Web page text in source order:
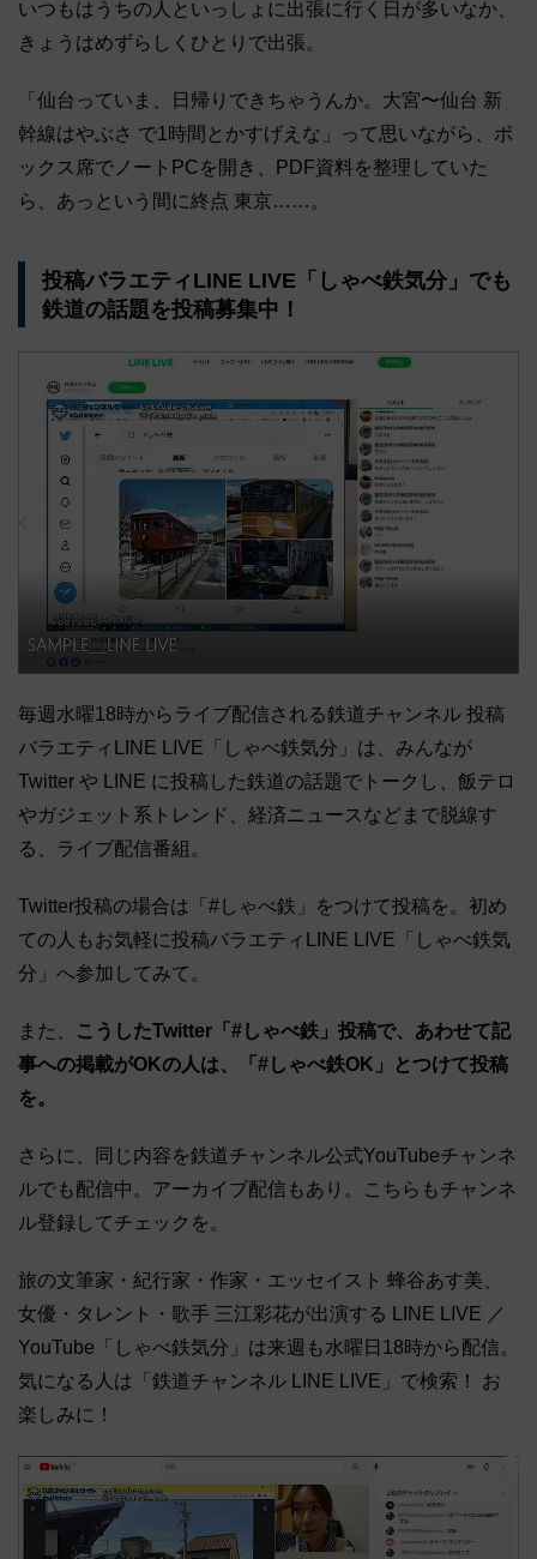
いつもはうちの人といっしょに出張に行く日が多いなか、
きょうはめずらしくひとりで出張。
「仙台っていま、日帰りできちゃうんか。大宮〜仙台 新
幹線はやぶさ で1時間とかすげえな」って思いながら、ボ
ックス席でノートPCを開き、PDF資料を整理していた
ら、あっという間に終点 東京……。
投稿バラエティLINE LIVE「しゃべ鉄気分」でも
鉄道の話題を投稿募集中！
毎週水曜18時からライブ配信される鉄道チャンネル 投稿
バラエティLINE LIVE「しゃべ鉄気分」は、みんなが
Twitter や LINE に投稿した鉄道の話題でトークし、飯テロ
やガジェット系トレンド、経済ニュースなどまで脱線す
る、ライブ配信番組。
Twitter投稿の場合は「#しゃべ鉄」をつけて投稿を。初め
ての人もお気軽に投稿バラエティLINE LIVE「しゃべ鉄気
分」へ参加してみて。
また、
こうしたTwitter「#しゃべ鉄」投稿で、あわせて記
事への掲載がOKの人は、「#しゃべ鉄OK」とつけて投稿
を。
さらに、同じ内容を鉄道チャンネル公式YouTubeチャンネ
ルでも配信中。アーカイブ配信もあり。こちらもチャンネ
ル登録してチェックを。
旅の文筆家・紀行家・作家・エッセイスト 蜂谷あす美、
女優・タレント・歌手 三江彩花が出演する LINE LIVE ／
YouTube「しゃべ鉄気分」は来週も水曜日18時から配信。
気になる人は「鉄道チャンネル LINE LIVE」で検索！ お
楽しみに！